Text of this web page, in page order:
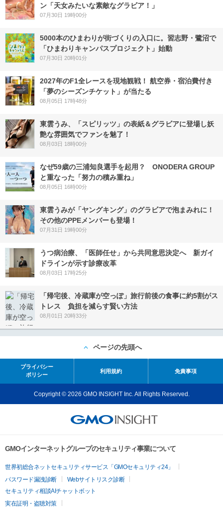
ン「天女みたいな素敵なグラビア！」
07月30日 19時00分
5000本のひまわりが街づくりの入口に。習志野・鷺沼で
「ひまわりキャンパスプロジェクト」始動
07月30日 20時01分
2027年のF1全レースを現地観戦！ 航空券・宿泊費付き
「夢のシーズンチケット」が当たる
08月05日 17時48分
東雲うみ、「スピリッツ」の表紙＆グラビアに登場し妖
艶な雰囲気でファンを魅了！
08月03日 18時00分
なぜ59歳の三浦知良選手を起用？ ONODERA GROUP
と重なった「努力の積み重ね」
08月05日 16時00分
東雲うみが「ヤングキング」のグラビアで泡まみれに！
その他のPPEメンバーも登場！
07月31日 19時00分
うつ病治療、「医師任せ」から共同意思決定へ 新ガイ
ドラインが示す診療改革
08月03日 17時25分
「帰宅後、冷蔵庫が空っぽ」旅行前後の食事に約5割がス
トレス 負担を減らす賢い方法
08月01日 20時33分
ページの先頭へ
プライバシー
ポリシー
利用規約 免責事項
Copyright © 2026 GMO INSIGHT Inc. All Rights Reserved.
GMOインターネットグループのセキュリティ事業について
世界初総合ネットセキュリティサービス「GMOセキュリティ24」
パスワード漏洩診断
Webサイトリスク診断
セキュリティ相談AIチャットボット
実在証明・盗聴対策